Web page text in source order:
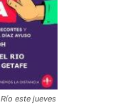
este jueves